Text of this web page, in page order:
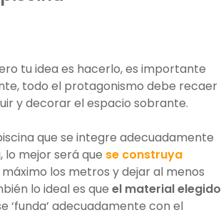
tu idea es hacerlo, es importante
todo el protagonismo debe recaer
y decorar el espacio sobrante.
que se integre adecuadamente
lo mejor será que se construya
los metros y dejar al menos
lo ideal es que el material elegido
‘funda’ adecuadamente con el